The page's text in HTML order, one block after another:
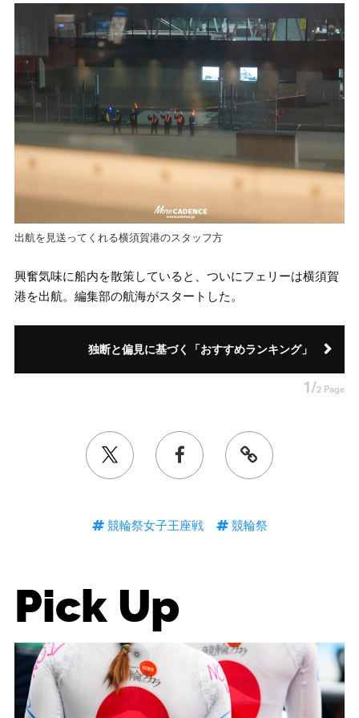
出航を見送ってくれる横須賀港のスタッフ方
興奮気味に船内を散策していると、ついにフェリーは横須賀
港を出航。編集部の航海がスタートした。
独断と偏見に基づく「おすすめランキング」
1/2 Page
競輪祭女子王座戦 競輪祭
Pick Up